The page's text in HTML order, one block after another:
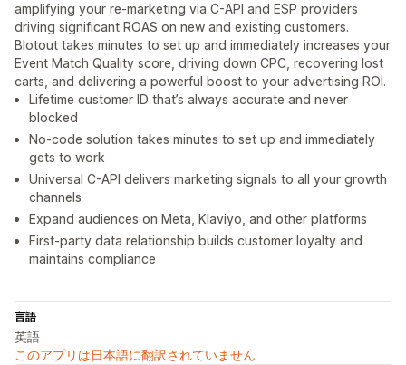
amplifying your re-marketing via C-API and ESP providers
driving significant ROAS on new and existing customers.
Blotout takes minutes to set up and immediately increases your
Event Match Quality score, driving down CPC, recovering lost
carts, and delivering a powerful boost to your advertising ROI.
Lifetime customer ID that’s always accurate and never
blocked
No-code solution takes minutes to set up and immediately
gets to work
Universal C-API delivers marketing signals to all your growth
channels
Expand audiences on Meta, Klaviyo, and other platforms
First-party data relationship builds customer loyalty and
maintains compliance
言語
英語
このアプリは日本語に翻訳されていません